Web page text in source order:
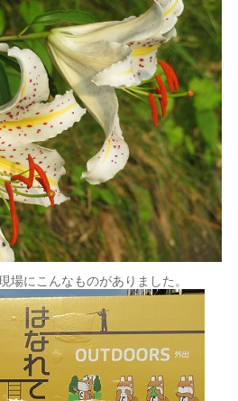
場にこんなものがありました。